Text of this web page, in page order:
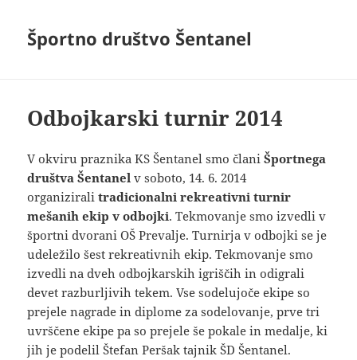
Športno društvo Šentanel
Odbojkarski turnir 2014
V okviru praznika KS Šentanel smo članiŠportnega
društva Šentanel v soboto, 14. 6. 2014
organiziralitradicionalni rekreativni turnir
mešanih ekip v odbojki. Tekmovanje smo izvedli v
športni dvorani OŠ Prevalje. Turnirja v odbojki se je
udeležilo šest rekreativnih ekip. Tekmovanje smo
izvedli na dveh odbojkarskih igriščih in odigrali
devet razburljivih tekem. Vse sodelujoče ekipe so
prejele nagrade in diplome za sodelovanje, prve tri
uvrščene ekipe pa so prejele še pokale in medalje, ki
jih je podelil Štefan Peršak tajnik ŠD Šentanel.